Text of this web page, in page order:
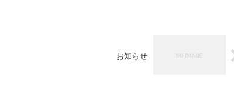
お知らせ